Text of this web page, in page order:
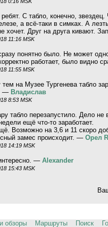
С табло, конечно,
а всё-таки в симках. А
хочет. Друг на друга кивают.
11:16 MSK
понятно было. Не может
работает, было видно
11:55 MSK
на Музее Тургенева табло
— Владислав
8:53 MSK
табло перезапустило. Дело
ещё что-то заработает.
Возможно на 3,6 и 11 скоро
замес происходит. — Орел
14:19 MSK
— Alexander
15:43 MSK
обзоры Маршруты Поиск